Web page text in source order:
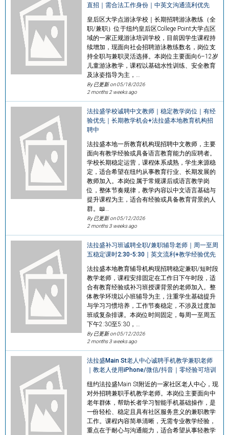
直招｜需合法工作身份｜中英文沟通流利优先
皇后区大学点游泳学校｜长期招聘游泳教练（全
职/兼职）位于纽约皇后区College Point大学点区
域的一家正规游泳培训学校，目前因学生课程持
续增加，现面向社会招聘游泳教练数名，岗位支
持全职与兼职灵活选择。本岗位主要面向6–12岁
儿童游泳教学，课程以基础水性训练、安全教育
及泳姿指导为主，…
By 已更新 on05/18/2026
2 months 2 weeks ago
法拉盛学校诚聘中文教师｜稳定教学岗位｜有经
验优先｜长期教学机会+法拉盛本地教育机构招
聘中
法拉盛本地一所教育机构现招聘中文教师，主要
面向有教学经验或具备语言教育能力的应聘者。
学校长期稳定运营，课程体系成熟，学生来源稳
定，适合希望在纽约从事教育行业、长期发展的
教师加入。本岗位属于常规课后或语言教学岗
位，整体节奏规律，教学内容以中文语言基础与
提升课程为主，适合有经验或具备教育背景的人
群。📖…
By 已更新 on05/12/2026
2 months 3 weeks ago
法拉盛补习班诚聘全职/兼职辅导老师｜周一至周
五稳定课时2:30-5:30｜英文流利+教学经验优先
法拉盛本地教育辅导机构现招聘稳定兼职/短时段
教学老师，课程安排固定在工作日下午时段，适
合有教育经验或补习班授课背景的老师加入。整
体教学环境以小班辅导为主，注重学生基础提升
与学习习惯培养，工作节奏稳定，不涉及过度加
班或复杂排课。本岗位时间固定，每周一至周五
下午2:30至5:30，…
By 已更新 on05/12/2026
2 months 3 weeks ago
法拉盛Main St老人中心诚聘手机教学兼职老师
｜教老人使用iPhone/微信/抖音｜零经验可培训
纽约法拉盛Main St附近的一家社区老人中心，现
对外招聘兼职手机教学老师。本岗位主要面向中
老年群体，帮助长者学习智能手机基础操作，是
一份轻松、稳定且具有社区服务意义的兼职教学
工作。课程内容简单清晰，无需专业教学经验，
重点在于耐心与沟通能力，适合希望从事轻教学